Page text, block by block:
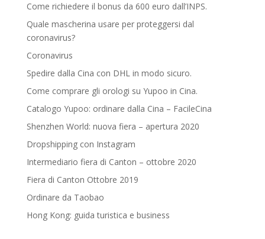
Come richiedere il bonus da 600 euro dall’INPS.
Quale mascherina usare per proteggersi dal
coronavirus?
Coronavirus
Spedire dalla Cina con DHL in modo sicuro.
Come comprare gli orologi su Yupoo in Cina.
Catalogo Yupoo: ordinare dalla Cina – FacileCina
Shenzhen World: nuova fiera – apertura 2020
Dropshipping con Instagram
Intermediario fiera di Canton – ottobre 2020
Fiera di Canton Ottobre 2019
Ordinare da Taobao
Hong Kong: guida turistica e business